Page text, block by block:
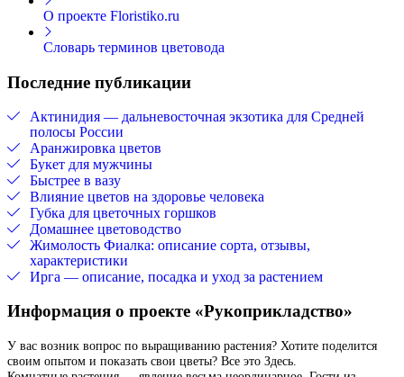
О проекте Floristiko.ru
Словарь терминов цветовода
Последние публикации
Актинидия — дальневосточная экзотика для Средней
полосы России
Аранжировка цветов
Букет для мужчины
Быстрее в вазу
Влияние цветов на здоровье человека
Губка для цветочных горшков
Домашнее цветоводство
Жимолость Фиалка: описание сорта, отзывы,
характеристики
Ирга — описание, посадка и уход за растением
Информация о проекте «Рукоприкладство»
У вас возник вопрос по выращиванию растения? Хотите поделится
своим опытом и показать свои цветы? Все это Здесь.